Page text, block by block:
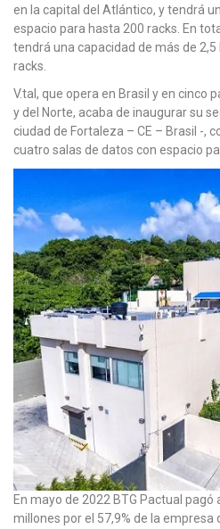
en la capital del Atlántico, y tendrá
espacio para hasta 200 racks. En
tendrá una capacidad de más de 2,5
racks.
V.tal, que opera en Brasil y en cinco
y del Norte, acaba de inaugurar su
ciudad de Fortaleza – CE – Brasil -,
cuatro salas de datos con espacio
En mayo de 2022 BTG Pactual pagó
millones por el 57,9% de la